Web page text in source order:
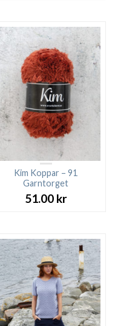
Kim Koppar – 91
Garntorget
51.00 kr